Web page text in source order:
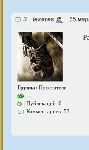
3 lexeres 15
Группа: Посетители
--
Публикаций: 0
Комментариев: 53